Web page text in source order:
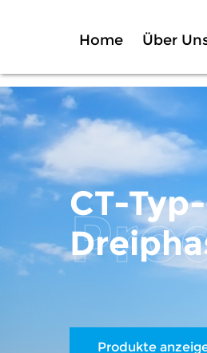
Home Über
CT-
Produkte